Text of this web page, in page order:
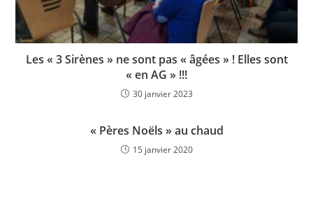
Les « 3 Sirènes » ne sont pas « âgées » ! Elles sont
« en AG » !!!
30 janvier 2023
« Pères Noëls » au chaud
15 janvier 2020